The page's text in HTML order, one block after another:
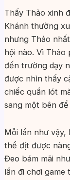
Thấy Thảo xinh
Khánh thường
nhưng Thảo
hội nào. Vì Thảo
đến trường dạy
được nhìn thấy
chiếc quần lót
sang một bên để
Mỗi lần như
thể địt được
Đeo bám mãi
lần đi chơi